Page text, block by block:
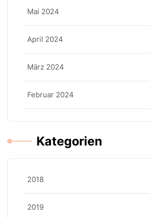
Mai 2024
April 2024
März 2024
Februar 2024
Kategorien
2018
2019